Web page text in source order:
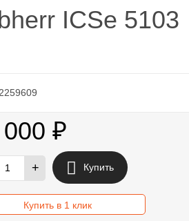
ICSe 5103
2259609
000₽
+ Купить
Купить в 1 клик